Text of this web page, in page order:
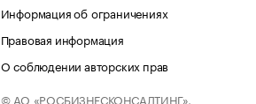
Информация об ограничениях
Правовая информация
О соблюдении авторских прав
© АО «РОСБИЗНЕСКОНСАЛТИНГ»,